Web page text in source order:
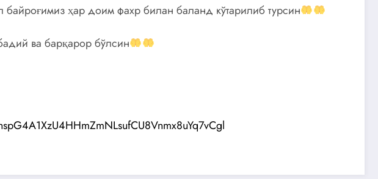
ҳар доим фахр билан баланд кўтарилиб турсин
ва барқарор бўлсин